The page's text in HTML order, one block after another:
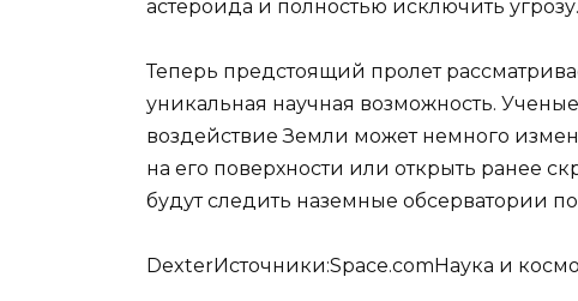
астероида и полностью исключить угрозу.
Теперь предстоящий пролет
уникальная научная возможность.
воздействие Земли может немного
на его поверхности или открыть ранее
будут следить наземные обсерватории
DexterИсточники:Space.com Наука и